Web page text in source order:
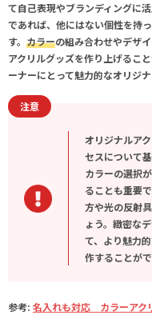
て自己表現やブランディングに
であれば、他にはない個性を持
す。 カラーの組み合わせやデザ
アクリルグッズを作り上げるこ
ーナーにとって魅力的なオリジナ
注意
オリジナルア
セスについて
カラーの選択
ることも重要
方や光の反射
ょう。緻密な
て、より魅力
作することがで
参考: 名入れも対応 カラーアク